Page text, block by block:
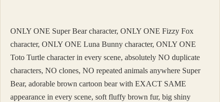
ONLY ONE Super Bear character, ONLY ONE Fizzy Fox
character, ONLY ONE Luna Bunny character, ONLY ONE
Toto Turtle character in every scene, absolutely NO duplicate
characters, NO clones, NO repeated animals anywhere Super
Bear, adorable brown cartoon bear with EXACT SAME
appearance in every scene, soft fluffy brown fur, big shiny